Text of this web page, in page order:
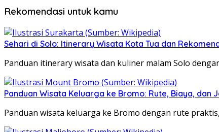
Rekomendasi untuk kamu
Sehari di Solo: Itinerary Wisata Kota Tua dan
Panduan itinerary wisata dan kuliner malam Solo
Panduan Wisata Keluarga ke Bromo: Rute, Biaya, dan
Panduan wisata keluarga ke Bromo dengan rute